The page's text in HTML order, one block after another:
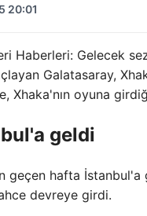
20:01
Haberleri: Gelecek
Galatasaray,
Xhaka'nın oyuna
geldi
geçen hafta
devreye girdi.